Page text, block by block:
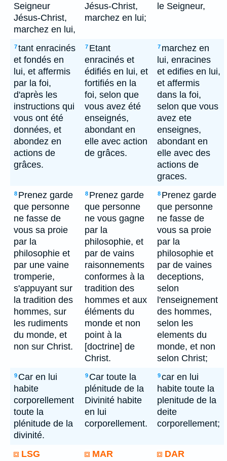
Seigneur
Jésus-Christ,
marchez en lui,
Jésus-Christ,
marchez en lui;
le Seigneur,
7tant enracinés
et fondés en
lui, et affermis
par la foi,
d'après les
instructions qui
vous ont été
données, et
abondez en
actions de
grâces.
7 Etant
enracinés et
édifiés en lui, et
fortifiés en la
foi, selon que
vous avez été
enseignés,
abondant en
elle avec action
de grâces.
7 marchez en
lui, enracines
et edifies en lui,
et affermis
dans la foi,
selon que vous
avez ete
enseignes,
abondant en
elle avec des
actions de
graces.
8 Prenez garde
que personne
ne fasse de
vous sa proie
par la
philosophie et
par une vaine
tromperie,
s'appuyant sur
la tradition des
hommes, sur
les rudiments
du monde, et
non sur Christ.
8 Prenez garde
que personne
ne vous gagne
par la
philosophie, et
par de vains
raisonnements
conformes à la
tradition des
hommes et aux
éléments du
monde et non
point à la
[doctrine] de
Christ.
8 Prenez garde
que personne
ne fasse de
vous sa proie
par la
philosophie et
par de vaines
deceptions,
selon
l'enseignement
des hommes,
selon les
elements du
monde, et non
selon Christ;
9 Car en lui
habite
corporellement
toute la
plénitude de la
divinité.
9 Car toute la
plénitude de la
Divinité habite
en lui
corporellement.
9car en lui
habite toute la
plenitude de la
deite
corporellement;
LSG MAR DAR